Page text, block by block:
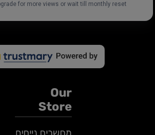
for more views or wait till monthly reset.
Our
Store